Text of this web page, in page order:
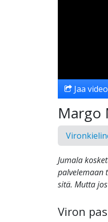
Jaa video
Margo
Jumala
palvelemaan
sitä. Mutta
Viron